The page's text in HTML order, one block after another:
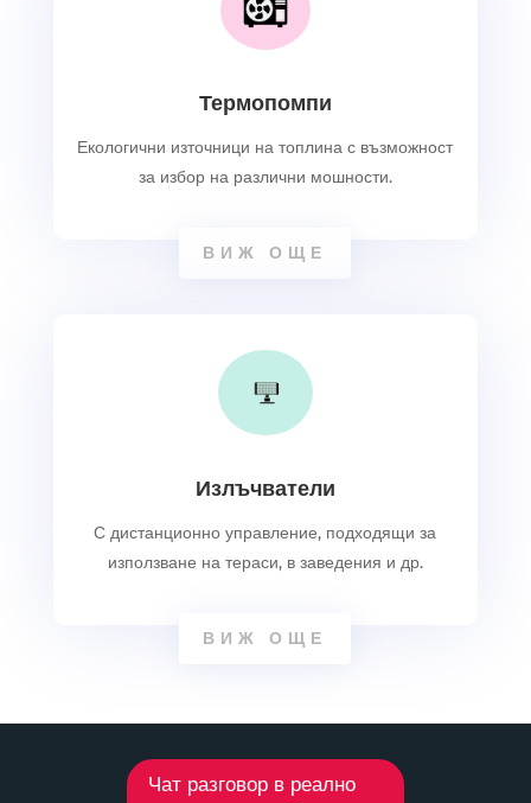
Термопомпи
Екологични източници на топлина с възможност
за избор на различни мошности.
ВИЖ ОЩЕ
Излъчватели
С дистанционно управление, подходящи за
използване на тераси, в заведения и др.
ВИЖ ОЩЕ
Чат разговор в реално